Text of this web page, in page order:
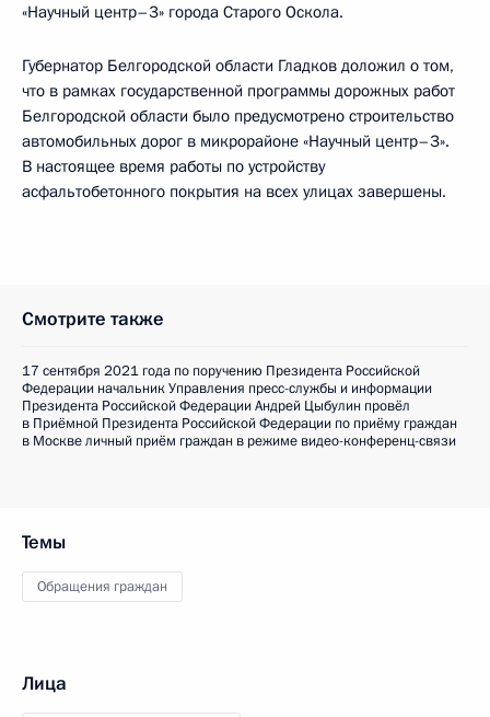
«Научный центр–3» города Старого Оскола.
Губернатор Белгородской области Гладков доложил о том,
что в рамках государственной программы дорожных работ
Белгородской области было предусмотрено строительство
автомобильных дорог в микрорайоне «Научный центр–3».
В настоящее время работы по устройству
асфальтобетонного покрытия на всех улицах завершены.
Смотрите также
17 сентября 2021 года по поручению Президента Российской
Федерации начальник Управления пресс-службы и информации
Президента Российской Федерации Андрей Цыбулин провёл
в Приёмной Президента Российской Федерации по приёму граждан
в Москве личный приём граждан в режиме видео-конференц-связи
Темы
Обращения граждан
Лица